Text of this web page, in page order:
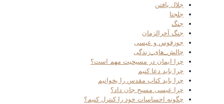
جلال یافتن
جلجتا
جنگ
جنگ آخرالزمان
جوزفوس و عیسی
چالش_های_زندگی
چرا ایمان در مسیحیت مهم است؟
چرا باید دعا کنیم
چرا باید کتاب مقدس را بخوانیم
چرا عیسی مسیح جان داد؟
چگونه احساسات خود را کنترل کنیم؟